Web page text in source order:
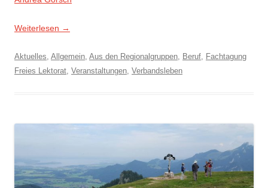
Weiterlesen →
Aktuelles Allgemein Aus den Regionalgruppen Beruf
Fachtagung
Freies Lektorat Veranstaltungen Verbandsleben